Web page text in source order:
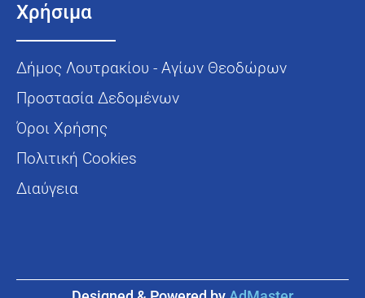
Χρήσιμα
Δήμος Λουτρακίου - Αγίων Θεοδώρων
Προστασία Δεδομένων
Όροι Χρήσης
Πολιτική Cookies
Διαύγεια